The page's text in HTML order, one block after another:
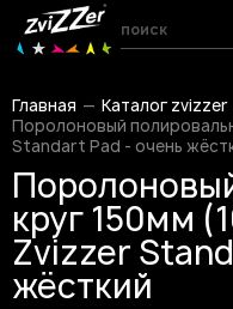
Главная Каталог zvizzer
Поролоновый
Standart Pad - очень
круг 150мм
Zvizzer
жёсткий